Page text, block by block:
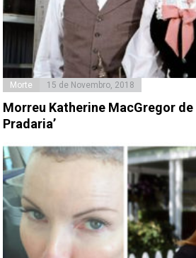
Morte 15 de Novembro, 2018
Morreu Katherine MacGregor de
Pradaria’